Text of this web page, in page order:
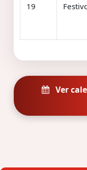
19
Ver